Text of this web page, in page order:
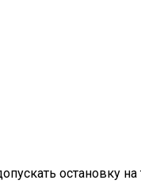
остановку на